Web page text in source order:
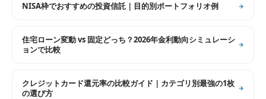
NISA枠でおすすめの投資信託｜目的別ポートフォリオ例
住宅ローン変動 vs 固定どっち？2026年金利動向シミュレーシ
ョンで比較
クレジットカード還元率の比較ガイド｜カテゴリ別最強の1枚
の選び方